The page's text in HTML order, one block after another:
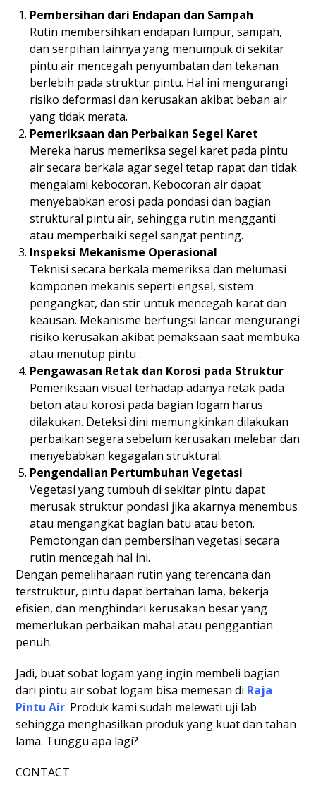
Pembersihan dari Endapan dan Sampah
Rutin membersihkan endapan lumpur, sampah,
dan serpihan lainnya yang menumpuk di sekitar
pintu air mencegah penyumbatan dan tekanan
berlebih pada struktur pintu. Hal ini mengurangi
risiko deformasi dan kerusakan akibat beban air
yang tidak merata.
Pemeriksaan dan Perbaikan Segel Karet
Mereka harus memeriksa segel karet pada pintu
air secara berkala agar segel tetap rapat dan tidak
mengalami kebocoran. Kebocoran air dapat
menyebabkan erosi pada pondasi dan bagian
struktural pintu air, sehingga rutin mengganti
atau memperbaiki segel sangat penting.
Inspeksi Mekanisme Operasional
Teknisi secara berkala memeriksa dan melumasi
komponen mekanis seperti engsel, sistem
pengangkat, dan stir untuk mencegah karat dan
keausan. Mekanisme berfungsi lancar mengurangi
risiko kerusakan akibat pemaksaan saat membuka
atau menutup pintu .
Pengawasan Retak dan Korosi pada Struktur
Pemeriksaan visual terhadap adanya retak pada
beton atau korosi pada bagian logam harus
dilakukan. Deteksi dini memungkinkan dilakukan
perbaikan segera sebelum kerusakan melebar dan
menyebabkan kegagalan struktural.
Pengendalian Pertumbuhan Vegetasi
Vegetasi yang tumbuh di sekitar pintu dapat
merusak struktur pondasi jika akarnya menembus
atau mengangkat bagian batu atau beton.
Pemotongan dan pembersihan vegetasi secara
rutin mencegah hal ini.
Dengan pemeliharaan rutin yang terencana dan
terstruktur, pintu dapat bertahan lama, bekerja
efisien, dan menghindari kerusakan besar yang
memerlukan perbaikan mahal atau penggantian
penuh.
Jadi, buat sobat logam yang ingin membeli bagian
dari pintu air sobat logam bisa memesan di Raja
Pintu Air. Produk kami sudah melewati uji lab
sehingga menghasilkan produk yang kuat dan tahan
lama. Tunggu apa lagi?
CONTACT